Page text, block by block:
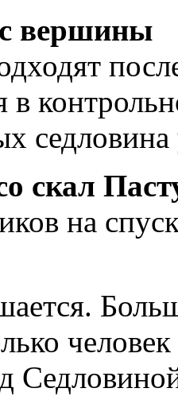
вершины
скал
на